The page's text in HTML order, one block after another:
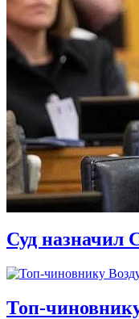
Суд назначил
Топ-